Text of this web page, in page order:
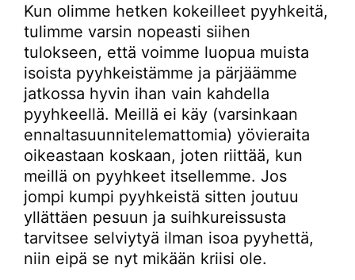
Kun olimme hetken kokeilleet pyyhkeitä,
tulimme varsin nopeasti siihen
tulokseen, että voimme luopua muista
isoista pyyhkeistämme ja pärjäämme
jatkossa hyvin ihan vain kahdella
pyyhkeellä. Meillä ei käy (varsinkaan
ennaltasuunnitelemattomia) yövieraita
oikeastaan koskaan, joten riittää, kun
meillä on pyyhkeet itsellemme. Jos
jompi kumpi pyyhkeistä sitten joutuu
yllättäen pesuun ja suihkureissusta
tarvitsee selviytyä ilman isoa pyyhettä,
niin eipä se nyt mikään kriisi ole.